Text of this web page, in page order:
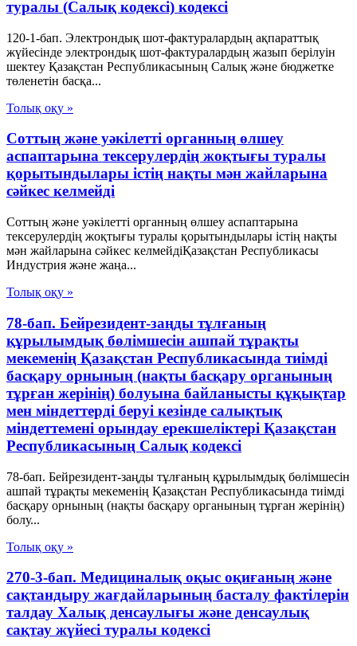
туралы (Салық кодексі) кодексі
120-1-бап. Электрондық шот-фактуралардың ақпараттық
жүйесінде электрондық шот-фактуралардың жазып берілуін
шектеу Қазақстан Республикасының Салық және бюджетке
төленетін басқа...
Толық оқу »
Соттың және уәкілетті органның өлшеу
аспаптарына тексерулердің жоқтығы туралы
қорытындылары істің нақты мән жайларына
сәйкес келмейді
Соттың және уәкілетті органның өлшеу аспаптарына
тексерулердің жоқтығы туралы қорытындылары істің нақты
мән жайларына сәйкес келмейдіҚазақстан Республикасы
Индустрия және жаңа...
Толық оқу »
78-бап. Бейрезидент-заңды тұлғаның
құрылымдық бөлімшесін ашпай тұрақты
мекеменің Қазақстан Республикасында тиімді
басқару орнының (нақты басқару органының
тұрған жерінің) болуына байланысты құқықтар
мен міндеттерді беруі кезінде салықтық
міндеттемені орындау ерекшеліктері Қазақстан
Республикасының Салық кодексі
78-бап. Бейрезидент-заңды тұлғаның құрылымдық бөлімшесін
ашпай тұрақты мекеменің Қазақстан Республикасында тиімді
басқару орнының (нақты басқару органының тұрған жерінің)
болу...
Толық оқу »
270-3-бап. Медициналық оқыс оқиғаның және
сақтандыру жағдайларының басталу фактілерін
талдау Халық денсаулығы және денсаулық
сақтау жүйесі туралы кодексі